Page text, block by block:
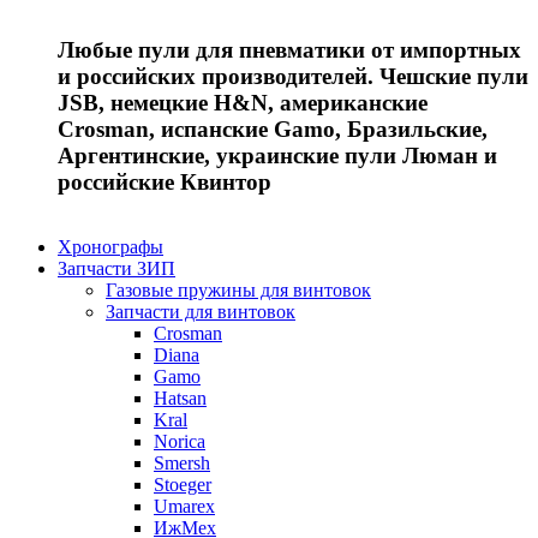
Любые пули для пневматики от импортных
и российских производителей. Чешские пули
JSB, немецкие H&N, американские
Crosman, испанские Gamo, Бразильские,
Аргентинские, украинские пули Люман и
российские Квинтор
Хронографы
Запчасти ЗИП
Газовые пружины для винтовок
Запчасти для винтовок
Crosman
Diana
Gamo
Hatsan
Kral
Norica
Smersh
Stoeger
Umarex
ИжМех